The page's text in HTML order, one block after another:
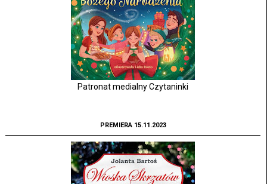
Patronat medialny Czytaninki
PREMIERA 15.11.2023